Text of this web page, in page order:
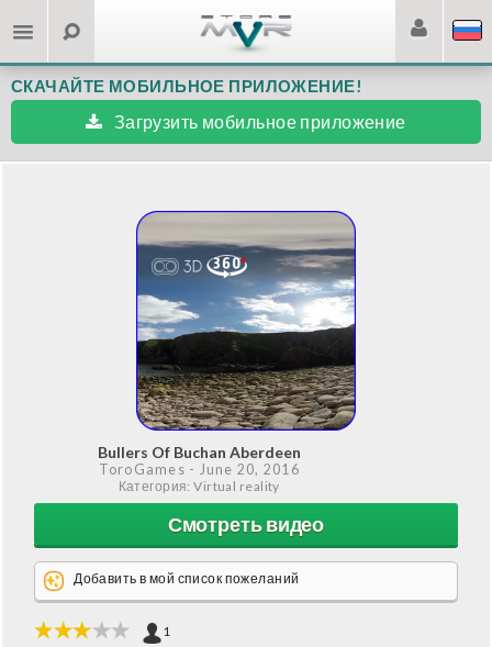
СКАЧАЙТЕ МОБИЛЬНОЕ ПРИЛОЖЕНИЕ!
Загрузить мобильное приложение
Bullers Of Buchan Aberdeen
ToroGames - June 20, 2016
Категория: Virtual reality
Смотреть видео
Добавить в мой список пожеланий
1